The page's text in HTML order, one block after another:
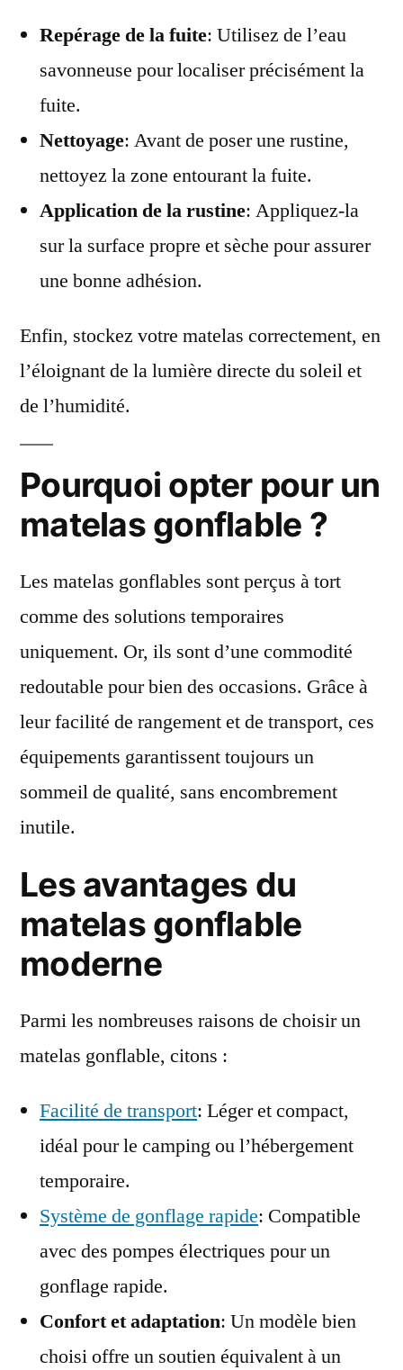
Repérage de la fuite: Utilisez de l’eau
savonneuse pour localiser précisément la
fuite.
Nettoyage: Avant de poser une rustine,
nettoyez la zone entourant la fuite.
Application de la rustine: Appliquez-la
sur la surface propre et sèche pour assurer
une bonne adhésion.
Enfin, stockez votre matelas correctement, en
l’éloignant de la lumière directe du soleil et
de l’humidité.
Pourquoi opter pour un
matelas gonflable ?
Les matelas gonflables sont perçus à tort
comme des solutions temporaires
uniquement. Or, ils sont d’une commodité
redoutable pour bien des occasions. Grâce à
leur facilité de rangement et de transport, ces
équipements garantissent toujours un
sommeil de qualité, sans encombrement
inutile.
Les avantages du
matelas gonflable
moderne
Parmi les nombreuses raisons de choisir un
matelas gonflable, citons :
Facilité de transport: Léger et compact,
idéal pour le camping ou l’hébergement
temporaire.
Système de gonflage rapide: Compatible
avec des pompes électriques pour un
gonflage rapide.
Confort et adaptation: Un modèle bien
choisi offre un soutien équivalent à un